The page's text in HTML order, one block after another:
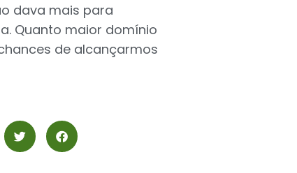
dava mais para
Quanto maior domínio
de alcançarmos